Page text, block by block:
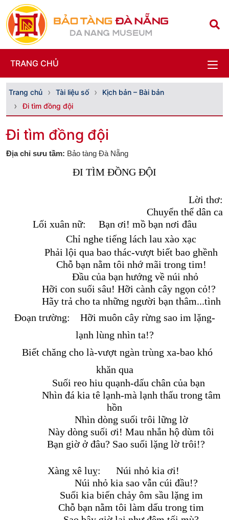
TRANG CHỦ
Trang chủ Tài liệu số
Kịch bản – Bài bản
Đi tìm đồng đội
Đi tìm đồng đội
Địa chỉ sưu tầm: Bảo tàng Đà Nẵng
ĐI TÌM ĐỒNG ĐỘI
Lời thơ:
Chuyển thể dân ca
Lối xuân nữ:
Bạn ơi! mồ bạn nơi đâu
Chỉ nghe tiếng lách lau xào xạc
Phải lội qua bao thác-vượt biết bao ghềnh
Chỗ bạn nằm tôi nhớ mãi trong tim!
Đầu của bạn hướng về núi nhỏ
Hỡi con suối sâu! Hỡi cành cây ngọn cỏ!?
Hãy trả cho ta những người bạn thâm...tình
Đoạn trường:
Hỡi muôn cây rừng sao im lặng-
lạnh lùng nhìn ta!?
Biết chăng cho là-vượt ngàn trùng xa-bao khó
khăn qua
Suối reo hiu quạnh-dấu chân của bạn
Nhìn đá kia tê lạnh-mà lạnh thấu trong tâm
hồn
Nhìn dòng suối trôi lững lờ
Này dòng suối ơi! Mau nhắn hộ dùm tôi
Bạn giờ ở đâu? Sao suối lặng lờ trôi!?
Xàng xê luỵ:
Núi nhỏ kia ơi!
Núi nhỏ kia sao vẫn cúi đầu!?
Suối kia biến chảy ôm sầu lặng im
Chỗ bạn nằm tôi làm dấu trong tim